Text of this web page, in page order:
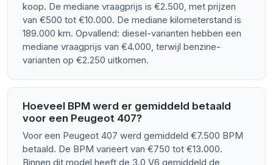
koop. De mediane vraagprijs is €2.500, met prijzen
van €500 tot €10.000. De mediane kilometerstand is
189.000 km. Opvallend: diesel-varianten hebben een
mediane vraagprijs van €4.000, terwijl benzine-
varianten op €2.250 uitkomen.
Hoeveel BPM werd er gemiddeld betaald
voor een Peugeot 407?
Voor een Peugeot 407 werd gemiddeld €7.500 BPM
betaald. De BPM varieert van €750 tot €13.000.
Binnen dit model heeft de 3.0 V6 gemiddeld de